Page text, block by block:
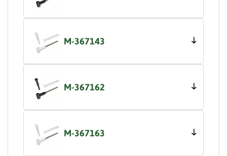
M-367143
M-367162
M-367163